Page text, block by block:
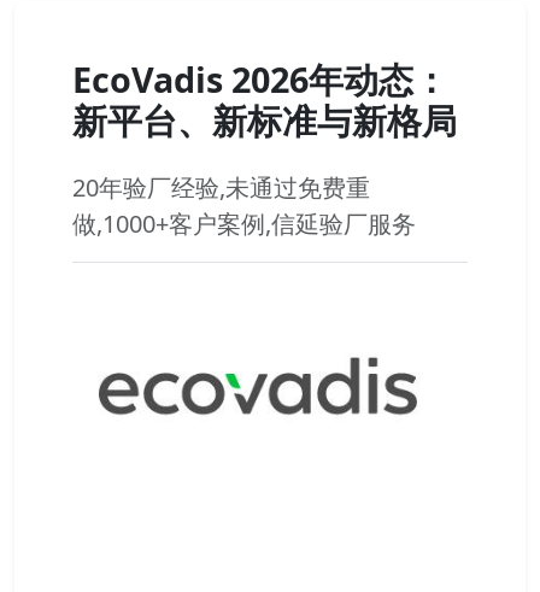
EcoVadis 2026年动态：
新平台、新标准与新格局
20年验厂经验,未通过免费重
做,1000+客户案例,信延验厂服务